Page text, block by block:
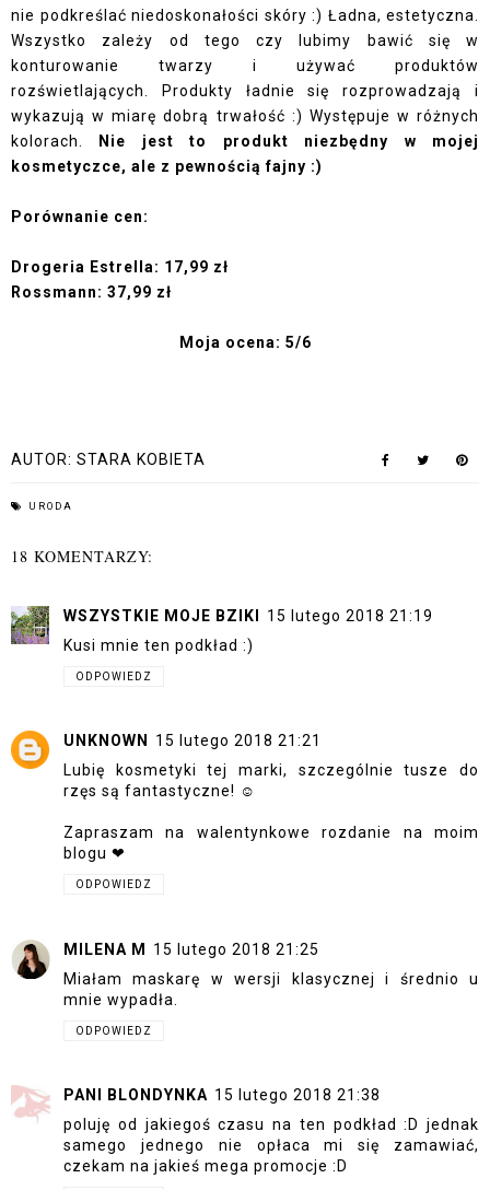
nie podkreślać niedoskonałości skóry :) Ładna, estetyczna.
Wszystko zależy od tego czy lubimy bawić się w
konturowanie twarzy i używać produktów
rozświetlających. Produkty ładnie się rozprowadzają i
wykazują w miarę dobrą trwałość :) Występuje w różnych
kolorach.
Nie jest to produkt niezbędny w mojej
kosmetyczce, ale z pewnością fajny :)
Porównanie cen:
Drogeria Estrella: 17,99 zł
Rossmann: 37,99 zł
Moja ocena: 5/6
AUTOR: STARA KOBIETA
URODA
18 KOMENTARZY:
WSZYSTKIE MOJE BZIKI
15 lutego 2018 21:19
Kusi mnie ten podkład :)
ODPOWIEDZ
UNKNOWN
15 lutego 2018 21:21
Lubię kosmetyki tej marki, szczególnie tusze do
rzęs są fantastyczne! ☺
Zapraszam na walentynkowe rozdanie na moim
blogu ❤
ODPOWIEDZ
MILENA M
15 lutego 2018 21:25
Miałam maskarę w wersji klasycznej i średnio u
mnie wypadła.
ODPOWIEDZ
PANI BLONDYNKA 15 lutego 2018 21:38
poluję od jakiegoś czasu na ten podkład :D jednak
samego jednego nie opłaca mi się zamawiać,
czekam na jakieś mega promocje :D